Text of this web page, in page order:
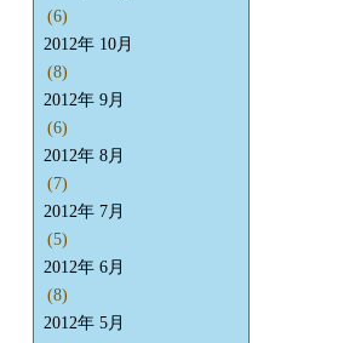
(6)
2012年 10月
(8)
2012年 9月
(6)
2012年 8月
(7)
2012年 7月
(5)
2012年 6月
(8)
2012年 5月